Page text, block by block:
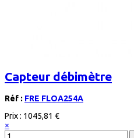
Capteur débimètre
Réf : FRE FLOA254A
Prix : 1045,81 €
×